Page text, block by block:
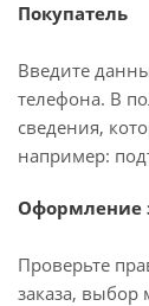
Покупатель
Введите
телефона. В
сведения,
например:
Оформление
Проверьте
заказа, выбор